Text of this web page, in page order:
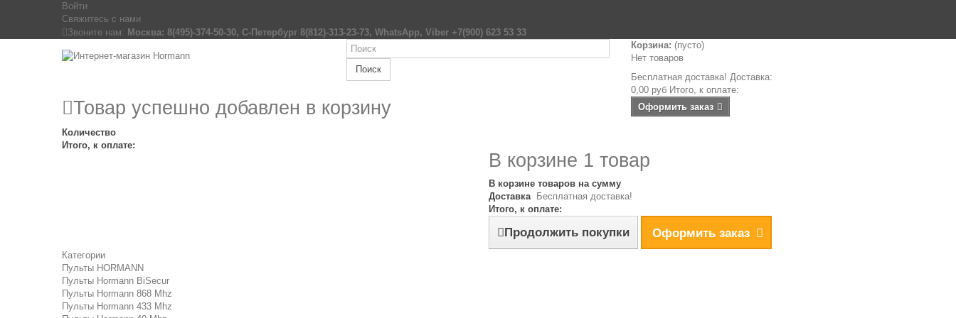
Войти
Свяжитесь с нами
Звоните нам: Москва: 8(495)-374-50-30, С-Петербург 8(812)-313-23-73, WhatsApp, Viber +7(900) 623 53 33
Поиск
Корзина: (пусто)
Нет товаров
Бесплатная доставка!Доставка:
0,00 руб Итого, к оплате:
Оформить заказ
Товар успешно добавлен в корзину
Количество
Итого, к оплате:
В корзине 1 товар
В корзине товаров на сумму
Доставка Бесплатная доставка!
Итого, к оплате:
Продолжить покупки Оформить заказ
Категории
Пульты HORMANN
Пульты Hormann BiSecur
Пульты Hormann 868 Mhz
Пульты Hormann 433 Mhz